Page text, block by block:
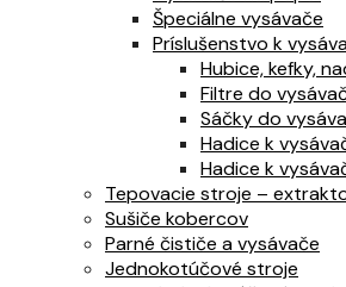
Špeciálne vysávače
Príslušenstvo k
Hubice, kefky,
Filtre do
Sáčky do
Hadice k
Hadice k
Tepovacie stroje –
Sušiče kobercov
Parné čističe a vysávače
Jednokotúčové stroje